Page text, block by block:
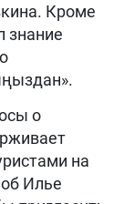
Кроме
знание
о
на
Илье